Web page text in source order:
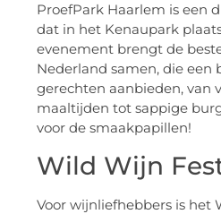
ProefPark Haarlem is een
dat in het Kenaupark
evenement brengt de
Nederland samen, die een
gerechten aanbieden, van
maaltijden tot sappige
voor de smaakpapillen!
Wild Wijn
Voor wijnliefhebbers is het